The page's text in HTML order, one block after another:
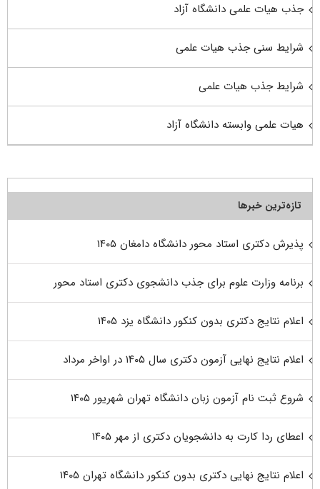
جذب هیات علمی دانشگاه آزاد
شرایط سنی جذب هیات علمی
شرایط جذب هیات علمی
هیات علمی وابسته دانشگاه آزاد
تازه‌ترین خبرها
پذیرش دکتری استاد محور دانشگاه دامغان ۱۴۰۵
برنامه وزارت علوم برای جذب دانشجوی دکتری استاد محور
اعلام نتایج دکتری بدون کنکور دانشگاه یزد ۱۴۰۵
اعلام نتایج نهایی آزمون دکتری سال ۱۴۰۵ در اواخر مرداد
شروع ثبت نام آزمون زبان دانشگاه تهران شهریور ۱۴۰۵
اعطای ردا کارت به دانشجویان دکتری از مهر ۱۴۰۵
اعلام نتایج نهایی دکتری بدون کنکور دانشگاه تهران ۱۴۰۵